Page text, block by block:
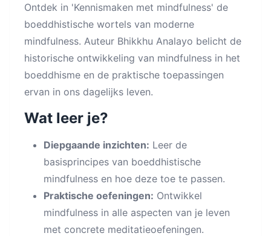
Ontdek in 'Kennismaken met mindfulness' de
boeddhistische wortels van moderne
mindfulness. Auteur Bhikkhu Analayo belicht de
historische ontwikkeling van mindfulness in het
boeddhisme en de praktische toepassingen
ervan in ons dagelijks leven.
Wat leer je?
Diepgaande inzichten: Leer de
basisprincipes van boeddhistische
mindfulness en hoe deze toe te passen.
Praktische oefeningen: Ontwikkel
mindfulness in alle aspecten van je leven
met concrete meditatieoefeningen.